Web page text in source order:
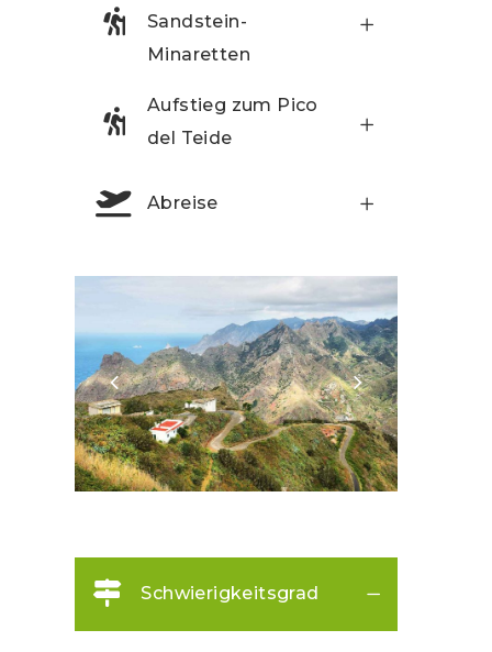
Sandstein-
Minaretten
Aufstieg zum Pico
del Teide
Abreise
Schwierigkeitsgrad